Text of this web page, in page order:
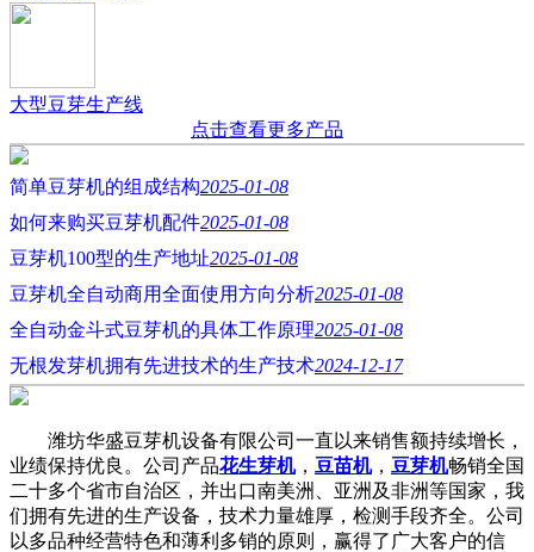
大型豆芽生产线
点击查看更多产品
简单豆芽机的组成结构2025-01-08
如何来购买豆芽机配件2025-01-08
豆芽机100型的生产地址2025-01-08
豆芽机全自动商用全面使用方向分析2025-01-08
全自动金斗式豆芽机的具体工作原理2025-01-08
无根发芽机拥有先进技术的生产技术2024-12-17
潍坊华盛豆芽机设备有限公司一直以来销售额持续增长，
业绩保持优良。公司产品花生芽机， 豆苗机， 豆芽机畅销全国
二十多个省市自治区，并出口南美洲、亚洲及非洲等国家，我
们拥有先进的生产设备，技术力量雄厚，检测手段齐全。公司
以多品种经营特色和薄利多销的原则，赢得了广大客户的信